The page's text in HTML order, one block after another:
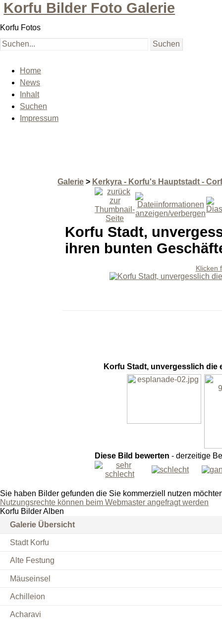
Korfu Bilder Foto Galerie
Korfu Fotos
Home
News
Inhalt
Suchen
Impressum
Galerie > Kerkyra - Korfu's Hauptstadt -
Korfu Stadt,
ihren bunten
Klicken
Korfu Stadt, unvergesslich die
Diese Bild bewerten - derzeitige
Sie haben Bilder gefunden die Sie kommerziell nutzen
Nutzungsrechte können beim Webmaster angefragt werden
Korfu Bilder Alben
Galerie Übersicht
Stadt Korfu
Alte Festung
Mäuseinsel
Achilleion
Acharavi